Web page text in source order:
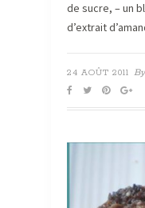
de sucre, – un
d’extrait
24 AOÛT 2011 By